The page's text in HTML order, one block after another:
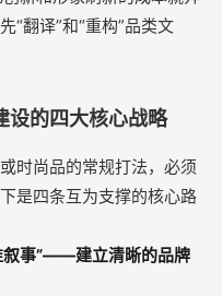
“翻译”和“重构”品类文
设的四大核心战略
时尚品的常规打法，必须
是四条互为支撑的核心路
叙事”——建立清晰的品牌